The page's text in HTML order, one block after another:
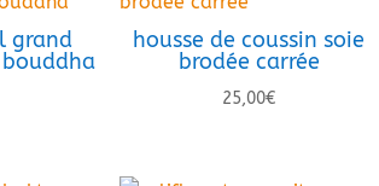
grand
housse de coussin soie
brodée carrée
25,00€